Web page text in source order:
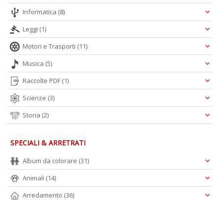
Informatica (8)
Leggi (1)
Motori e Trasporti (11)
Musica (5)
Raccolte PDF (1)
Scienze (3)
Storia (2)
SPECIALI & ARRETRATI
Album da colorare (31)
Animali (14)
Arredamento (36)